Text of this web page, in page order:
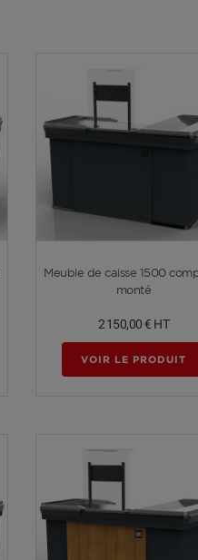
Voir plus
Meuble de caisse 1500
monté
2 150,00 € HT
VOIR LE PRODUIT